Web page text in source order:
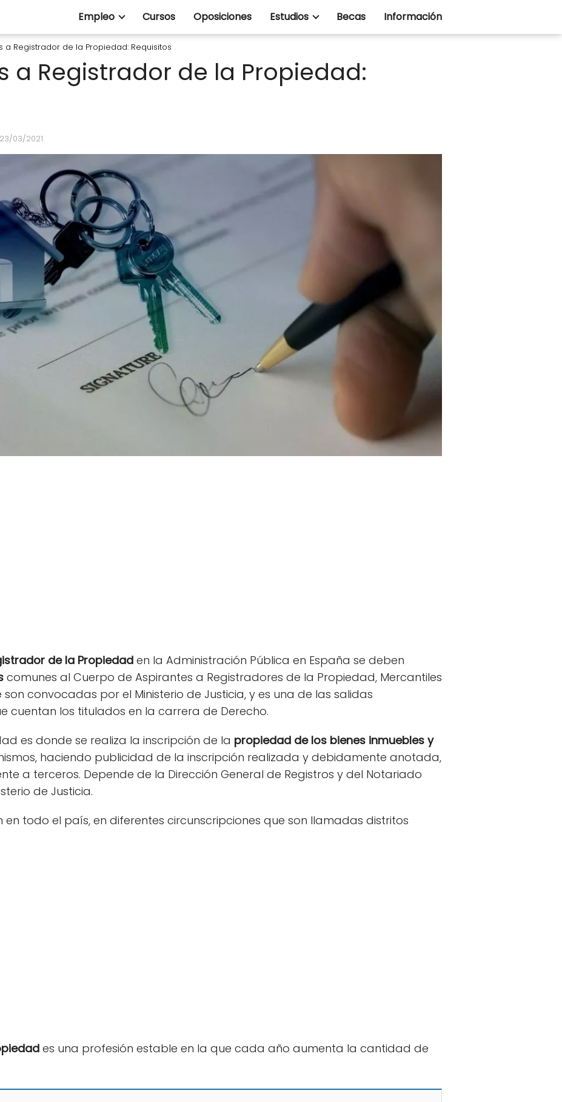
Empleo Cursos Oposiciones Estudios Becas Información
a Registrador de la Propiedad: Requisitos
a Registrador de la Propiedad:
03/2021
de la Propiedad en la Administración Pública en España se deben
comunes al Cuerpo de Aspirantes a Registradores de la Propiedad, Mercantiles
son convocadas por el Ministerio de Justicia, y es una de las salidas
cuentan los titulados en la carrera de Derecho.
es donde se realiza la inscripción de la propiedad de los bienes inmuebles y
haciendo publicidad de la inscripción realizada y debidamente anotada,
a terceros. Depende de la Dirección General de Registros y del Notariado
de Justicia.
en todo el país, en diferentes circunscripciones que son llamadas distritos
es una profesión estable en la que cada año aumenta la cantidad de